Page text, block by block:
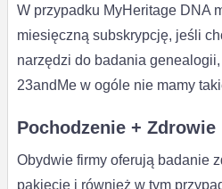
W przypadku MyHeritage DNA
miesięczną subskrypcję, jeśli
narzędzi do badania
23andMe w ogóle nie mamy
Pochodzenie + Zdrowie
Obydwie firmy oferują badanie
pakiecie i również w tym